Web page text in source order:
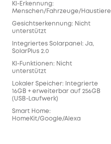
KI-Erkennung:
Menschen/Fahrzeuge/Haustiere
Gesichtserkennung: Nicht
unterstützt
Integriertes Solarpanel: Ja,
SolarPlus 2.0
KI-Funktionen: Nicht
unterstützt
Lokaler Speicher: Integrierte
16GB + erweiterbar auf 256GB
(USB-Laufwerk)
Smart Home:
HomeKit/Google/Alexa